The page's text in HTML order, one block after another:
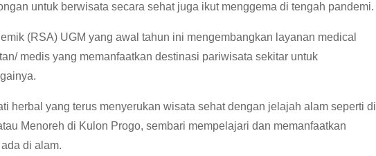
untuk berwisata secara sehat juga ikut menggema di tengah pandemi.
(RSA) UGM yang awal tahun ini mengembangkan layanan medical
medis yang memanfaatkan destinasi pariwisata sekitar untuk
herbal yang terus menyerukan wisata sehat dengan jelajah alam seperti di
Menoreh di Kulon Progo, sembari mempelajari dan memanfaatkan
di alam.